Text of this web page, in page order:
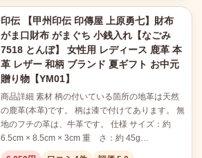
印伝 【甲州印伝 印傳屋 上原勇七】財布
がま口財布 がまぐち 小銭入れ【なごみ
7518 とんぼ】 女性用 レディース 鹿革 本
革 レザー 和柄 ブランド 夏ギフト お中元
贈り物【YM01】
商品詳細 素材 柄の付いている箇所の地革は天然
の鹿革(本革)です。 柄は漆で付けてあります。 無
地のフチの革は、牛革です。 仕様 サイズ：約
6.5cm × 8.5cm × 3cm 重 さ：約 45g…